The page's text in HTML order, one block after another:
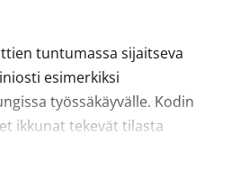
tuntumassa sijaitseva
esimerkiksi
työssäkäyvälle. Kodin
ikkunat tekevät tilasta